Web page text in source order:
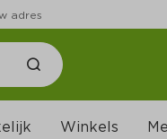
adres
Winkels